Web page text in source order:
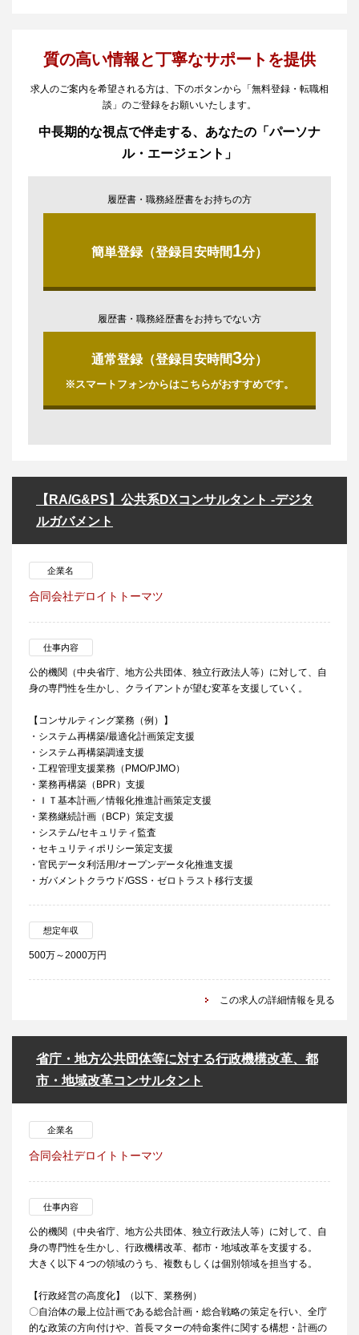
質の高い情報と丁寧なサポートを提供
求人のご案内を希望される方は、下のボタンから「無料登録・転職相
談」のご登録をお願いいたします。
中長期的な視点で伴走する、あなたの「パーソナ
ル・エージェント」
履歴書・職務経歴書をお持ちの方
簡単登録（登録目安時間1分）
履歴書・職務経歴書をお持ちでない方
通常登録（登録目安時間3分）
※スマートフォンからはこちらがおすすめです。
【RA/G&PS】公共系DXコンサルタント -デジタ
ルガバメント
企業名
合同会社デロイトトーマツ
仕事内容
公的機関（中央省庁、地方公共団体、独立行政法人等）に対して、自
身の専門性を生かし、クライアントが望む変革を支援していく。
【コンサルティング業務（例）】
・システム再構築/最適化計画策定支援
・システム再構築調達支援
・工程管理支援業務（PMO/PJMO）
・業務再構築（BPR）支援
・ＩＴ基本計画／情報化推進計画策定支援
・業務継続計画（BCP）策定支援
・システム/セキュリティ監査
・セキュリティポリシー策定支援
・官民データ利活用/オープンデータ化推進支援
・ガバメントクラウド/GSS・ゼロトラスト移行支援
想定年収
500万～2000万円
この求人の詳細情報を見る
省庁・地方公共団体等に対する行政機構改革、都
市・地域改革コンサルタント
企業名
合同会社デロイトトーマツ
仕事内容
公的機関（中央省庁、地方公共団体、独立行政法人等）に対して、自
身の専門性を生かし、行政機構改革、都市・地域改革を支援する。
大きく以下４つの領域のうち、複数もしくは個別領域を担当する。
【行政経営の高度化】（以下、業務例）
〇自治体の最上位計画である総合計画・総合戦略の策定を行い、全庁
的な政策の方向付けや、首長マターの特命案件に関する構想・計画の